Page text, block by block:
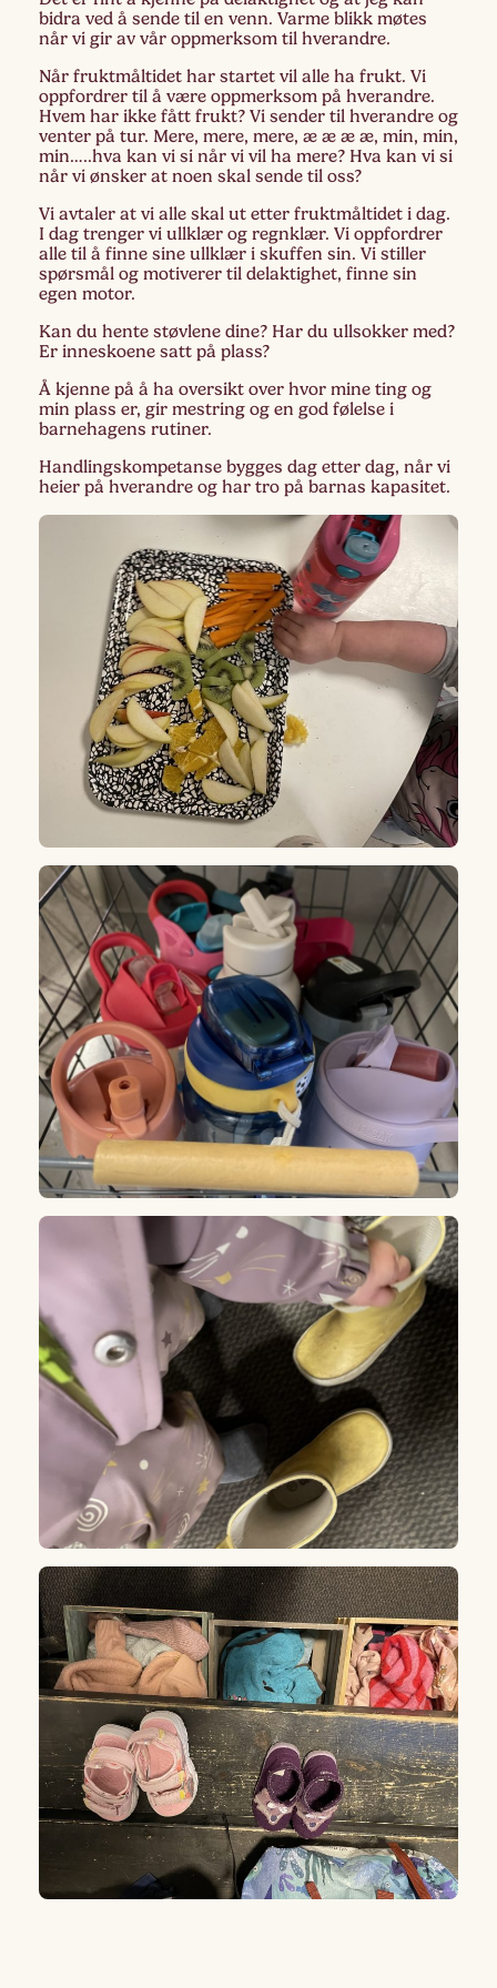
bidra ved å sende til en venn. Varme blikk møtes
når vi gir av vår oppmerksom til hverandre.
Når fruktmåltidet har startet vil alle ha frukt. Vi
oppfordrer til å være oppmerksom på hverandre.
Hvem har ikke fått frukt? Vi sender til hverandre og
venter på tur. Mere, mere, mere, æ æ æ æ, min, min,
min…..hva kan vi si når vi vil ha mere? Hva kan vi si
når vi ønsker at noen skal sende til oss?
Vi avtaler at vi alle skal ut etter fruktmåltidet i dag.
I dag trenger vi ullklær og regnklær. Vi oppfordrer
alle til å finne sine ullklær i skuffen sin. Vi stiller
spørsmål og motiverer til delaktighet, finne sin
egen motor.
Kan du hente støvlene dine? Har du ullsokker med?
Er inneskoene satt på plass?
Å kjenne på å ha oversikt over hvor mine ting og
min plass er, gir mestring og en god følelse i
barnehagens rutiner.
Handlingskompetanse bygges dag etter dag, når vi
heier på hverandre og har tro på barnas kapasitet.